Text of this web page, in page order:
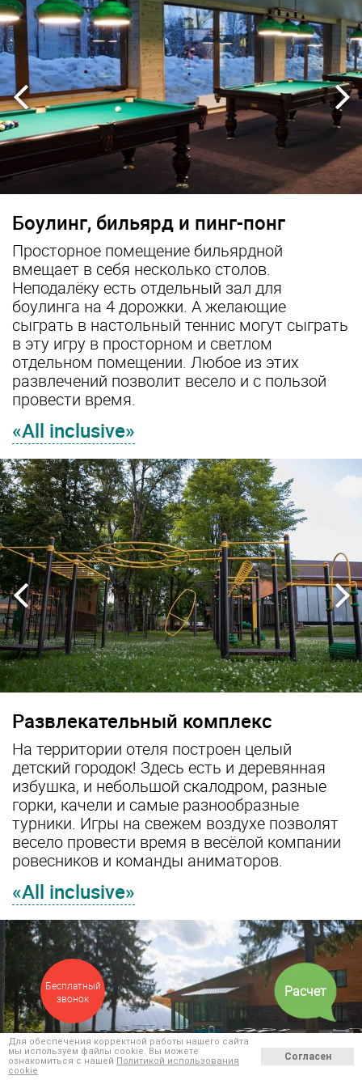
Боулинг, бильярд и пинг-понг
Просторное помещение бильярдной
вмещает в себя несколько столов.
Неподалёку есть отдельный зал для
боулинга на 4 дорожки. А желающие
сыграть в настольный теннис могут сыграть
в эту игру в просторном и светлом
отдельном помещении. Любое из этих
развлечений позволит весело и с пользой
провести время.
«All inclusive»
Развлекательный комплекс
На территории отеля построен целый
детский городок! Здесь есть и деревянная
избушка, и небольшой скалодром, разные
горки, качели и самые разнообразные
турники. Игры на свежем воздухе позволят
весело провести время в весёлой компании
ровесников и команды аниматоров.
«All inclusive»
Бесплатный
звонок
Расчет
Для обеспечения корректной работы нашего сайта
мы используем файлы cookie. Вы можете
ознакомиться с нашей Политикой использования
cookie
Согласен